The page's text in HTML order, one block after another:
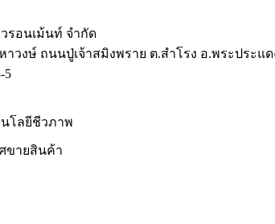
รอนเม้นท์ จำกัด
าวงษ์ ถนนปู่เจ้าสมิงพราย ต.สำโรง อ.พระประแด
5
นโลยีชีวภาพ
ขายสินค้า